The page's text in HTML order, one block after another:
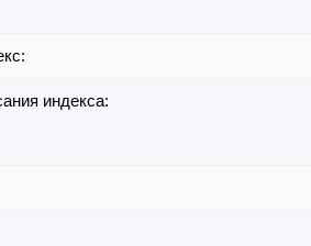
индекса: